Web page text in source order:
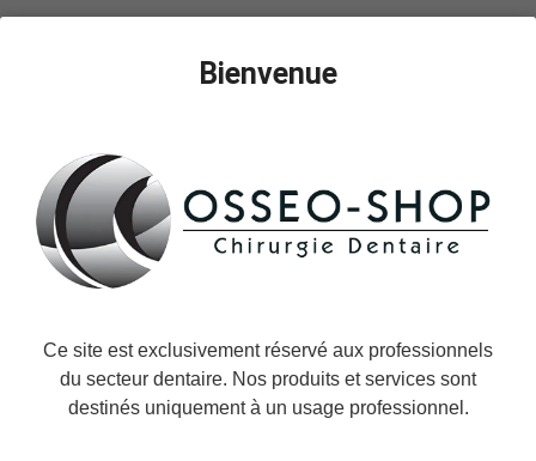
Il reste actuellement
DÉTAILS DU PRODUIT
Marque
Strauss & Co
Bienvenue
Ce site est exclusivement réservé aux professionnels
du secteur dentaire. Nos produits et services sont
destinés uniquement à un usage professionnel.